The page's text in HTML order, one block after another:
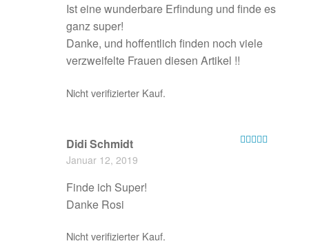
Ist eine wunderbare Erfindung und finde es
ganz super!
Danke, und hoffentlich finden noch viele
verzweifelte Frauen diesen Artikel !!
Nicht verifizierter Kauf.
Didi Schmidt
Januar 12, 2019
Finde ich Super!
Danke Rosi
Nicht verifizierter Kauf.